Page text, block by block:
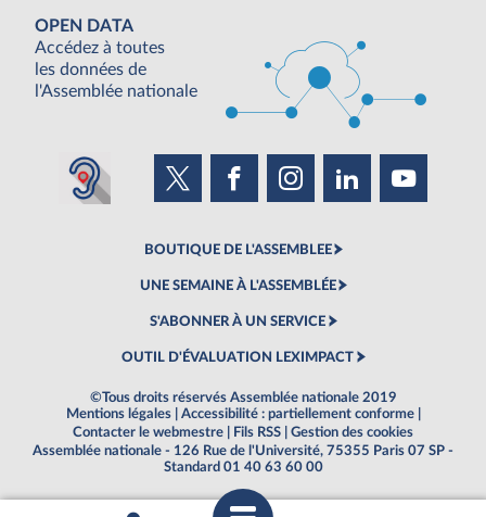
OPEN DATA
Accédez à toutes
les données de
l'Assemblée nationale
BOUTIQUE DE L'ASSEMBLEE
UNE SEMAINE À L'ASSEMBLÉE
S'ABONNER À UN SERVICE
OUTIL D'ÉVALUATION LEXIMPACT
©Tous droits réservés Assemblée nationale 2019
Mentions légales
Accessibilité : partiellement conforme
Contacter le webmestre
Fils RSS
Gestion des cookies
Assemblée nationale - 126 Rue de l'Université, 75355 Paris 07 SP -
Standard 01 40 63 60 00